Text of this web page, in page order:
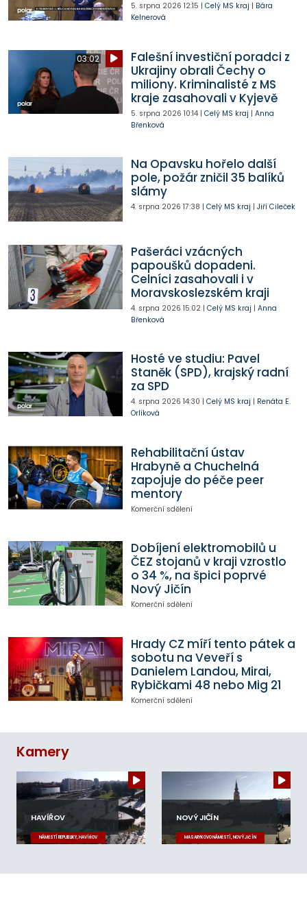
5. srpna 2026 12:15 | Celý MS kraj | Bára
Kelnerová
03:02
Falešní investiční poradci z
Ukrajiny obrali Čechy o
miliony. Kriminalisté z MS
kraje zasahovali v Kyjevě
5. srpna 2026 10:14| Celý MS kraj | Anna
Břenková
Na Opavsku hořelo další
pole, požár zničil 35 balíků
slámy
4. srpna 2026 17:38 | Celý MS kraj | Jiří Cileček
Pašeráci vzácných
papoušků dopadeni.
Celníci zasahovali i v
Moravskoslezském kraji
4. srpna 2026 15:02| Celý MS kraj | Anna
Břenková
Hosté ve studiu: Pavel
Staněk (SPD), krajský radní
za SPD
4. srpna 2026 14:30 | Celý MS kraj | Renáta E.
Orlíková
Rehabilitační ústav
Hrabyně a Chuchelná
zapojuje do péče peer
mentory
Komerční sdělení
Dobíjení elektromobilů u
ČEZ stojanů v kraji vzrostlo
o 34 %, na špici poprvé
Nový Jičín
Komerční sdělení
Hrady CZ míří tento pátek a
sobotu na Veveří s
Danielem Landou, Mirai,
Rybičkami 48 nebo Mig 21
Komerční sdělení
Kamery
HAVÍŘOV
NÁMĚSTÍ REPUBLIKY, HAVÍŘOV
NOVÝ JIČÍN
MASARYKOVO NÁMĚSTÍ, NOVÝ JIČÍN